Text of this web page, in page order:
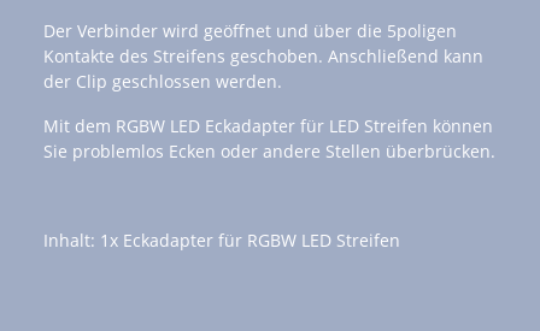
Der Verbinder wird geöffnet und über die 5poligen
Kontakte des Streifens geschoben. Anschließend kann
der Clip geschlossen werden.
Mit dem RGBW LED Eckadapter für LED Streifen können
Sie problemlos Ecken oder andere Stellen überbrücken.
Inhalt: 1x Eckadapter für RGBW LED Streifen